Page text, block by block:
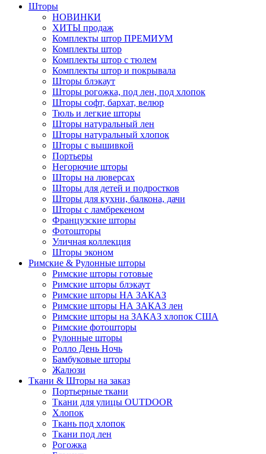
Шторы
НОВИНКИ
ХИТЫ продаж
Комплекты штор ПРЕМИУМ
Комплекты штор
Комплекты штор с тюлем
Комплекты штор и покрывала
Шторы блэкаут
Шторы рогожка, под лен, под хлопок
Шторы софт, бархат, велюр
Тюль и легкие шторы
Шторы натуральный лен
Шторы натуральный хлопок
Шторы с вышивкой
Портьеры
Негорючие шторы
Шторы на люверсах
Шторы для детей и подростков
Шторы для кухни, балкона, дачи
Шторы с ламбрекеном
Французские шторы
Фотошторы
Уличная коллекция
Шторы эконом
Римские & Рулонные шторы
Римские шторы готовые
Римские шторы блэкаут
Римские шторы НА ЗАКАЗ
Римские шторы НА ЗАКАЗ лен
Римские шторы на ЗАКАЗ хлопок США
Римские фотошторы
Рулонные шторы
Ролло День Ночь
Бамбуковые шторы
Жалюзи
Ткани & Шторы на заказ
Портьерные ткани
Ткани для улицы OUTDOOR
Хлопок
Ткань под хлопок
Ткани под лен
Рогожка